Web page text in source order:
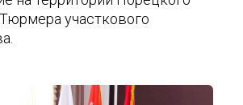
участкового